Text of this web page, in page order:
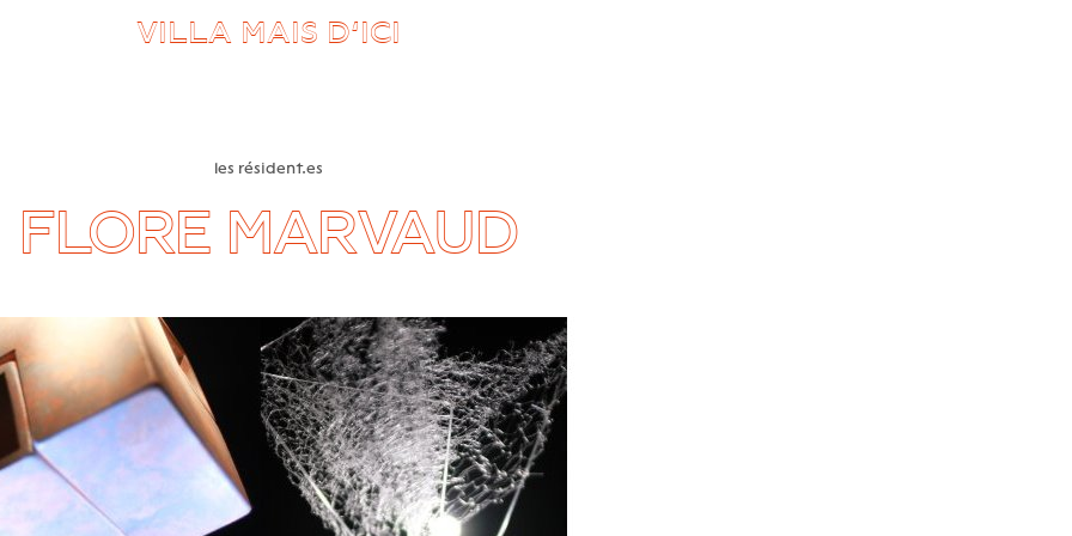
VILLA MAIS D’ICI
les résident.es
FLORE MARVAUD